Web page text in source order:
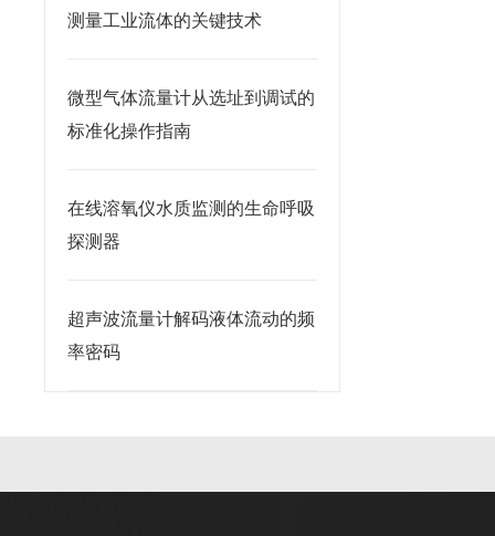
测量工业流体的关键技术
微型气体流量计从选址到调试的
标准化操作指南
在线溶氧仪水质监测的生命呼吸
探测器
超声波流量计解码液体流动的频
率密码